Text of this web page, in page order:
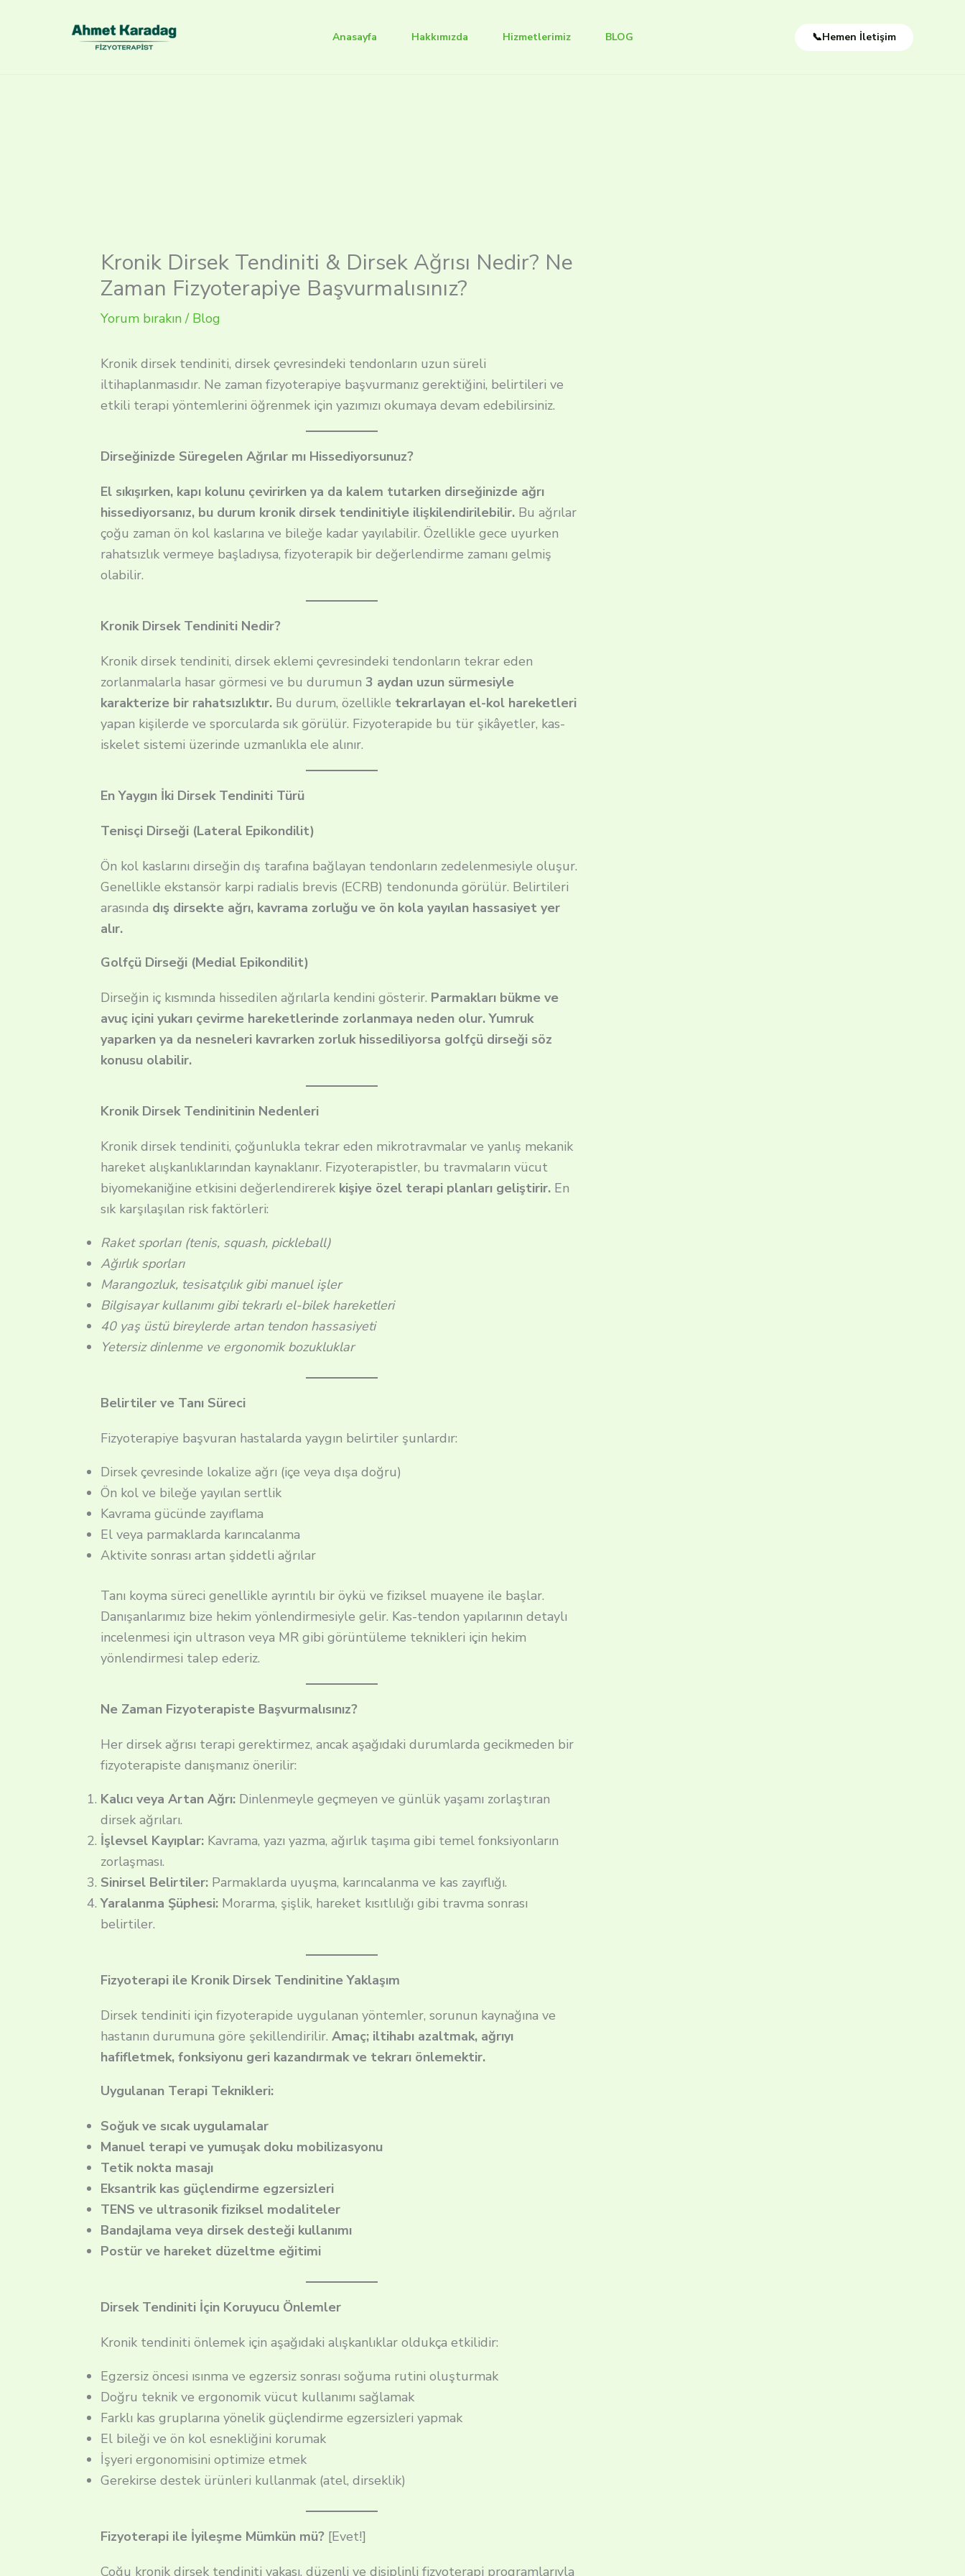
Anasayfa Hakkımızda Hizmetlerimiz BLOG 📞Hemen İletişim
Kronik Dirsek Tendiniti & Dirsek Ağrısı Nedir? Ne
Zaman Fizyoterapiye Başvurmalısınız?
Yorum bırakın / Blog
Kronik dirsek tendiniti, dirsek çevresindeki tendonların uzun süreli
iltihaplanmasıdır. Ne zaman fizyoterapiye başvurmanız gerektiğini, belirtileri ve
etkili terapi yöntemlerini öğrenmek için yazımızı okumaya devam edebilirsiniz.
Dirseğinizde Süregelen Ağrılar mı Hissediyorsunuz?
El sıkışırken, kapı kolunu çevirirken ya da kalem tutarken dirseğinizde ağrı
hissediyorsanız, bu durum kronik dirsek tendinitiyle ilişkilendirilebilir. Bu ağrılar
çoğu zaman ön kol kaslarına ve bileğe kadar yayılabilir. Özellikle gece uyurken
rahatsızlık vermeye başladıysa, fizyoterapik bir değerlendirme zamanı gelmiş
olabilir.
Kronik Dirsek Tendiniti Nedir?
Kronik dirsek tendiniti, dirsek eklemi çevresindeki tendonların tekrar eden
zorlanmalarla hasar görmesi ve bu durumun 3 aydan uzun sürmesiyle
karakterize bir rahatsızlıktır. Bu durum, özellikle tekrarlayan el-kol hareketleri
yapan kişilerde ve sporcularda sık görülür. Fizyoterapide bu tür şikâyetler, kas-
iskelet sistemi üzerinde uzmanlıkla ele alınır.
En Yaygın İki Dirsek Tendiniti Türü
Tenisçi Dirseği (Lateral Epikondilit)
Ön kol kaslarını dirseğin dış tarafına bağlayan tendonların zedelenmesiyle oluşur.
Genellikle ekstansör karpi radialis brevis (ECRB) tendonunda görülür. Belirtileri
arasında dış dirsekte ağrı, kavrama zorluğu ve ön kola yayılan hassasiyet yer
alır.
Golfçü Dirseği (Medial Epikondilit)
Dirseğin iç kısmında hissedilen ağrılarla kendini gösterir. Parmakları bükme ve
avuç içini yukarı çevirme hareketlerinde zorlanmaya neden olur. Yumruk
yaparken ya da nesneleri kavrarken zorluk hissediliyorsa golfçü dirseği söz
konusu olabilir.
Kronik Dirsek Tendinitinin Nedenleri
Kronik dirsek tendiniti, çoğunlukla tekrar eden mikrotravmalar ve yanlış mekanik
hareket alışkanlıklarından kaynaklanır. Fizyoterapistler, bu travmaların vücut
biyomekaniğine etkisini değerlendirerek kişiye özel terapi planları geliştirir. En
sık karşılaşılan risk faktörleri:
Raket sporları (tenis, squash, pickleball)
Ağırlık sporları
Marangozluk, tesisatçılık gibi manuel işler
Bilgisayar kullanımı gibi tekrarlı el-bilek hareketleri
40 yaş üstü bireylerde artan tendon hassasiyeti
Yetersiz dinlenme ve ergonomik bozukluklar
Belirtiler ve Tanı Süreci
Fizyoterapiye başvuran hastalarda yaygın belirtiler şunlardır:
Dirsek çevresinde lokalize ağrı (içe veya dışa doğru)
Ön kol ve bileğe yayılan sertlik
Kavrama gücünde zayıflama
El veya parmaklarda karıncalanma
Aktivite sonrası artan şiddetli ağrılar
Tanı koyma süreci genellikle ayrıntılı bir öykü ve fiziksel muayene ile başlar.
Danışanlarımız bize hekim yönlendirmesiyle gelir. Kas-tendon yapılarının detaylı
incelenmesi için ultrason veya MR gibi görüntüleme teknikleri için hekim
yönlendirmesi talep ederiz.
Ne Zaman Fizyoterapiste Başvurmalısınız?
Her dirsek ağrısı terapi gerektirmez, ancak aşağıdaki durumlarda gecikmeden bir
fizyoterapiste danışmanız önerilir:
Kalıcı veya Artan Ağrı: Dinlenmeyle geçmeyen ve günlük yaşamı zorlaştıran
dirsek ağrıları.
İşlevsel Kayıplar: Kavrama, yazı yazma, ağırlık taşıma gibi temel fonksiyonların
zorlaşması.
Sinirsel Belirtiler: Parmaklarda uyuşma, karıncalanma ve kas zayıflığı.
Yaralanma Şüphesi: Morarma, şişlik, hareket kısıtlılığı gibi travma sonrası
belirtiler.
Fizyoterapi ile Kronik Dirsek Tendinitine Yaklaşım
Dirsek tendiniti için fizyoterapide uygulanan yöntemler, sorunun kaynağına ve
hastanın durumuna göre şekillendirilir.Amaç; iltihabı azaltmak, ağrıyı
hafifletmek, fonksiyonu geri kazandırmak ve tekrarı önlemektir.
Uygulanan Terapi Teknikleri:
Soğuk ve sıcak uygulamalar
Manuel terapi ve yumuşak doku mobilizasyonu
Tetik nokta masajı
Eksantrik kas güçlendirme egzersizleri
TENS ve ultrasonik fiziksel modaliteler
Bandajlama veya dirsek desteği kullanımı
Postür ve hareket düzeltme eğitimi
Dirsek Tendiniti İçin Koruyucu Önlemler
Kronik tendiniti önlemek için aşağıdaki alışkanlıklar oldukça etkilidir:
Egzersiz öncesi ısınma ve egzersiz sonrası soğuma rutini oluşturmak
Doğru teknik ve ergonomik vücut kullanımı sağlamak
Farklı kas gruplarına yönelik güçlendirme egzersizleri yapmak
El bileği ve ön kol esnekliğini korumak
İşyeri ergonomisini optimize etmek
Gerekirse destek ürünleri kullanmak (atel, dirseklik)
Fizyoterapi ile İyileşme Mümkün mü? [Evet!]
Çoğu kronik dirsek tendiniti vakası, düzenli ve disiplinli fizyoterapi programlarıyla